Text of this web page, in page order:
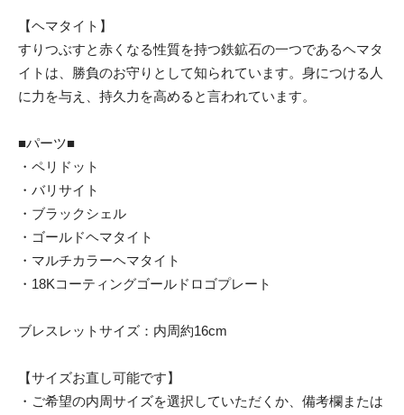
【ヘマタイト】
すりつぶすと赤くなる性質を持つ鉄鉱石の一つであるヘマタ
イトは、勝負のお守りとして知られています。身につける人
に力を与え、持久力を高めると言われています。
■パーツ■
・ペリドット
・バリサイト
・ブラックシェル
・ゴールドヘマタイト
・マルチカラーヘマタイト
・18Kコーティングゴールドロゴプレート
ブレスレットサイズ：内周約16cm
【サイズお直し可能です】
・ご希望の内周サイズを選択していただくか、備考欄または